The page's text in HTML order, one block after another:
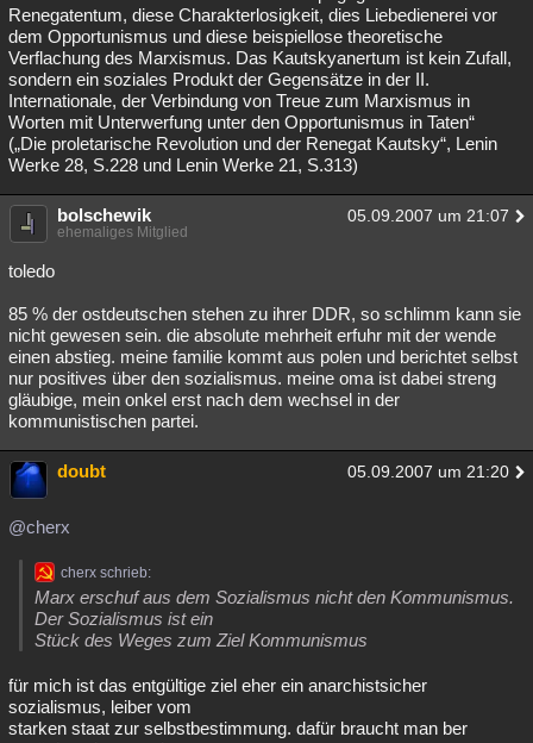
Renegatentum, diese Charakterlosigkeit, dies Liebedienerei vor
dem Opportunismus und diese beispiellose theoretische
Verflachung des Marxismus. Das Kautskyanertum ist kein Zufall,
sondern ein soziales Produkt der Gegensätze in der II.
Internationale, der Verbindung von Treue zum Marxismus in
Worten mit Unterwerfung unter den Opportunismus in Taten“
(„Die proletarische Revolution und der Renegat Kautsky“, Lenin
Werke 28, S.228 und Lenin Werke 21, S.313)
bolschewik 05.09.2007 um 21:07
ehemaliges Mitglied
toledo
85 % der ostdeutschen stehen zu ihrer DDR, so schlimm kann sie
nicht gewesen sein. die absolute mehrheit erfuhr mit der wende
einen abstieg. meine familie kommt aus polen und berichtet selbst
nur positives über den sozialismus. meine oma ist dabei streng
gläubige, mein onkel erst nach dem wechsel in der
kommunistischen partei.
doubt 05.09.2007 um 21:20
@cherx
cherx schrieb:
Marx erschuf aus dem Sozialismus nicht den Kommunismus.
Der Sozialismus ist ein
Stück des Weges zum Ziel Kommunismus
für mich ist das entgültige ziel eher ein anarchistsicher
sozialismus, leiber vom
starken staat zur selbstbestimmung. dafür braucht man ber